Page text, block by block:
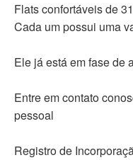
Flats confortáveis de
Cada um possui uma
Ele já está em fase de
Entre em contato
pessoal
Registro de